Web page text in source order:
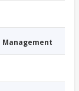
Management